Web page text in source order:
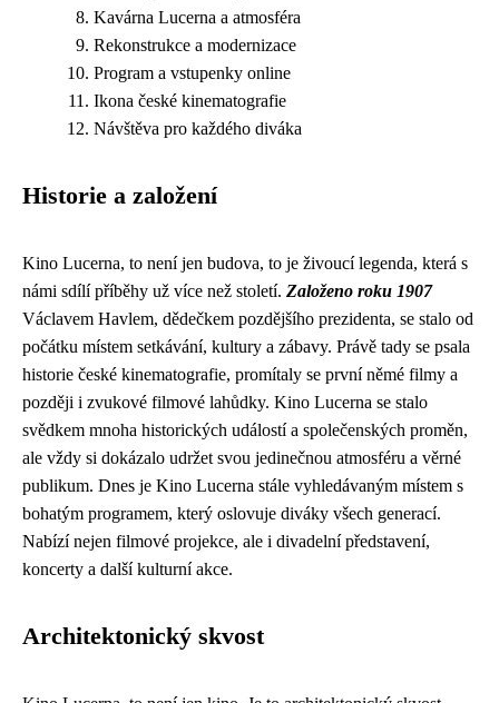
Kavárna Lucerna a atmosféra
Rekonstrukce a modernizace
Program a vstupenky online
Ikona české kinematografie
Návštěva pro každého diváka
Historie a založení
Kino Lucerna, to není jen budova, to je živoucí legenda, která s
námi sdílí příběhy už více než století. Založeno roku 1907
Václavem Havlem, dědečkem pozdějšího prezidenta, se stalo od
počátku místem setkávání, kultury a zábavy. Právě tady se psala
historie české kinematografie, promítaly se první němé filmy a
později i zvukové filmové lahůdky. Kino Lucerna se stalo
svědkem mnoha historických událostí a společenských proměn,
ale vždy si dokázalo udržet svou jedinečnou atmosféru a věrné
publikum. Dnes je Kino Lucerna stále vyhledávaným místem s
bohatým programem, který oslovuje diváky všech generací.
Nabízí nejen filmové projekce, ale i divadelní představení,
koncerty a další kulturní akce.
Architektonický skvost